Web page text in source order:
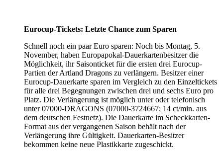
Eurocup-Tickets: Letzte Chance zum Sparen
Schnell noch ein paar Euro sparen: Noch bis Montag, 5.
November, haben Europapokal-Dauerkartenbesitzer die
Möglichkeit, ihr Saisonticket für die ersten drei Eurocup-
Partien der Artland Dragons zu verlängern. Besitzer einer
Eurocup-Dauerkarte sparen im Vergleich zu den Einzeltickets
für alle drei Begegnungen zwischen drei und sechs Euro pro
Platz. Die Verlängerung ist möglich unter oder telefonisch
unter 07000-DRAGONS (07000-3724667; 14 ct/min. aus
dem deutschen Festnetz). Die Dauerkarte im Scheckkarten-
Format aus der vergangenen Saison behält nach der
Verlängerung ihre Gültigkeit. Dauerkarten-Besitzer
bekommen keine neue Plastikkarte zugeschickt.